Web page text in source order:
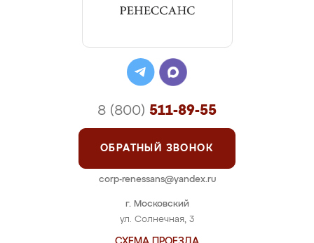
г. Московский
ул. Солнечная, 3
8 (800) 511-89-55
ОБРАТНЫЙ ЗВОНОК
corp-renessans@yandex.ru